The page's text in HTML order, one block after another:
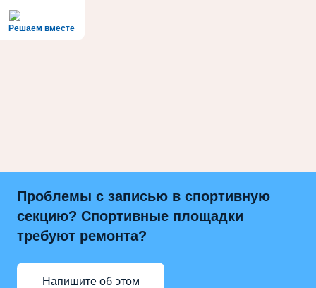
Решаем вместе
Проблемы с записью в спортивную
секцию? Спортивные площадки
требуют ремонта?
Напишите об этом